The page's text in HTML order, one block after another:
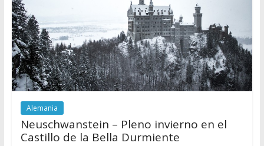
Alemania
Neuschwanstein – Pleno invierno en el
Castillo de la Bella Durmiente